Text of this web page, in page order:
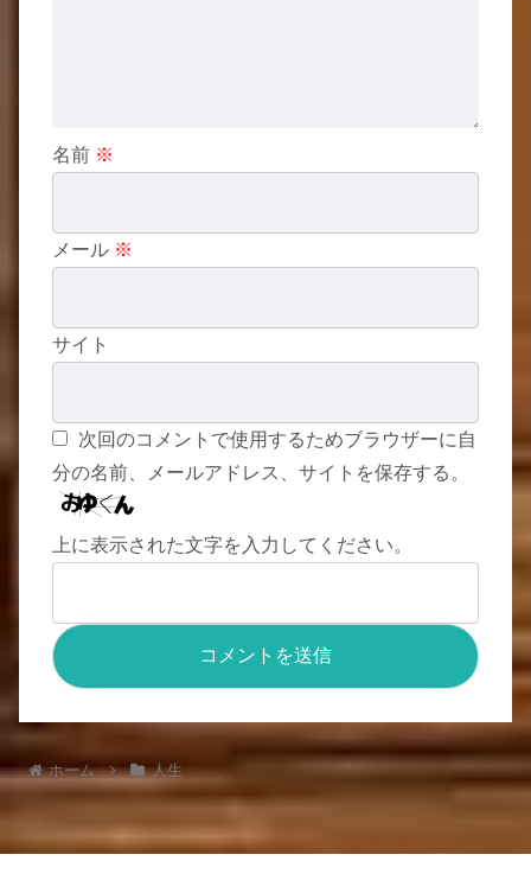
名前 ※
メール ※
サイト
次回のコメントで使用するためブラウザーに自
分の名前、メールアドレス、サイトを保存する。
上に表示された文字を入力してください。
ホーム 人生